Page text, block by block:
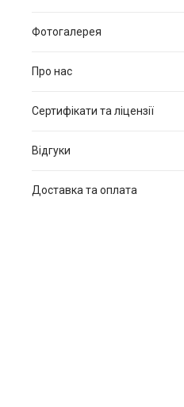
Фотогалерея
Про нас
Сертифікати та ліцензії
Відгуки
Доставка та оплата